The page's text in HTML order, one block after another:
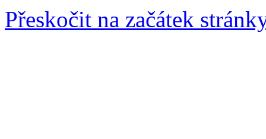
Přeskočit na začátek